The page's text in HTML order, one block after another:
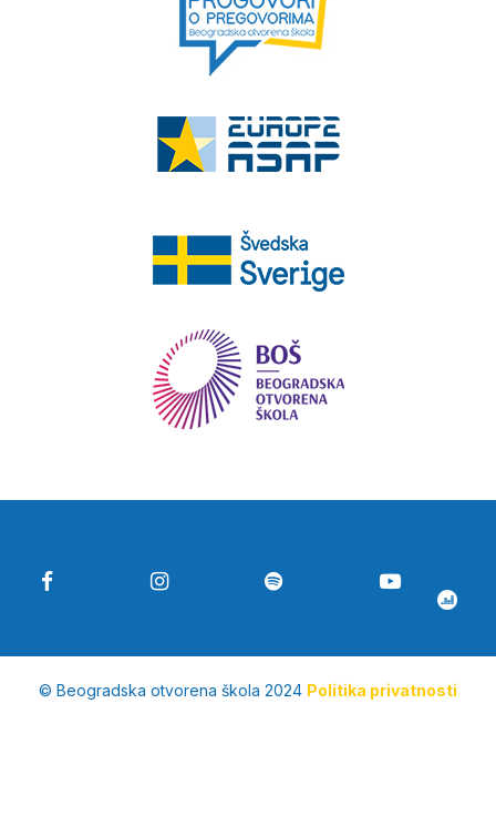
© Beogradska otvorena škola 2024 Politika privatnosti